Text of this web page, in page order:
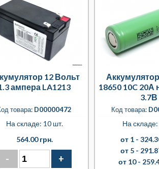
12 Вольт
ампера LA1213
товара: D00000472
На складе: 10 шт.
564.00 грн.
- +
18650 10C 20А
3.7В
Код товара:
На
от 1 -
от 5 -
от 10 -